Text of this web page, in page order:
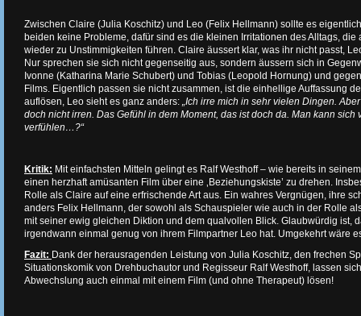
Zwischen Claire (Julia Koschitz) und Leo (Felix Hellmann) sollte es
beiden keine Probleme, dafür sind es die kleinen Irritationen des Alltags,
wieder zu Unstimmigkeiten führen. Claire äussert klar, was ihr nicht passt,
Nur sprechen sie sich nicht gegenseitig aus, sondern äussern sich in
Ivonne (Katharina Marie Schubert) und Tobias (Leopold Hornung) und
Films. Eigentlich passen sie nicht zusammen, ist die einhellige Auffassung
auflösen, Leo sieht es ganz anders: „Ich irre mich in sehr vielen Dingen.
doch nicht irren. Das Gefühl in dem Moment, das ist doch da. Man kann
verfühlen…?“
Kritik: Mit einfachsten Mitteln gelingt es Ralf Westhoff – wie bereits in
einen herzhaft amüsanten Film über eine ‚Beziehungskiste’ zu drehen.
Rolle als Claire auf eine erfrischende Art aus. Ein wahres Vergnügen, ihre
anders Felix Hellmann, der sowohl als Schauspieler wie auch in der Rolle
mit seiner ewig gleichen Diktion und dem qualvollen Blick. Glaubwürdig ist,
irgendwann einmal genug von ihrem Filmpartner Leo hat. Umgekehrt wäre
Fazit: Dank der herausragenden Leistung von Julia Koschitz, den frechen
Situationskomik von Drehbuchautor und Regisseur Ralf Westhoff, lassen
Abwechslung auch einmal mit einem Film (und ohne Therapeut) lösen!